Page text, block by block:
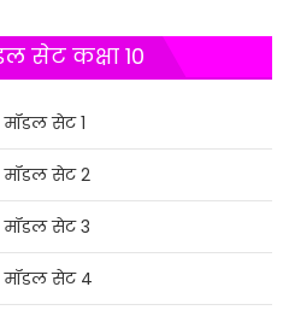
सेट कक्षा 10
मॉडल सेट 1
मॉडल सेट 2
मॉडल सेट 3
मॉडल सेट 4